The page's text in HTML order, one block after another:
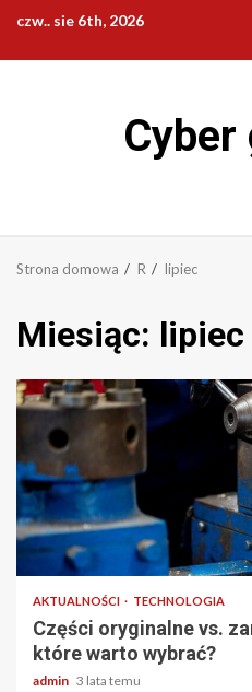
treści
czw.. sie 6th, 2026
Cyber
Strona domowa R lipiec
Miesiąc: lipiec
2 min odczytu
AKTUALNOŚCI TECHNOLOGIA
Części oryginalne vs.
które warto wybrać?
admin 3 lata temu